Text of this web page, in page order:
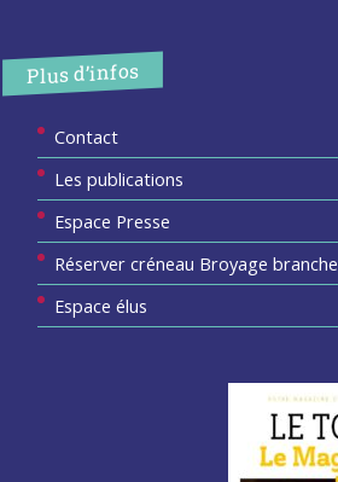
Plus d’infos
Contact
Les publications
Espace Presse
Réserver créneau Broyage branche
Espace élus